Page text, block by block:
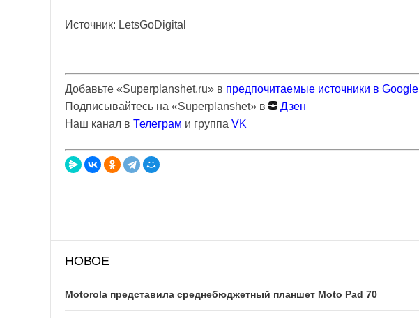
Источник: LetsGoDigital
Добавьте «Superplanshet.ru» в предпочитаемые источники в Google
Подписывайтесь на «Superplanshet» в
Дзен
Наш канал в Телеграм и группа VK
НОВОЕ
Motorola представила среднебюджетный планшет Moto Pad 70